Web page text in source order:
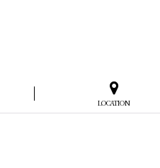
LOCATION